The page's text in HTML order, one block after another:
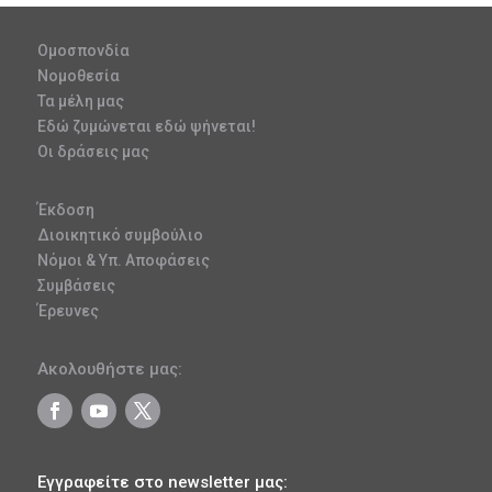
Ομοσπονδία
Νομοθεσία
Τα μέλη μας
Εδώ ζυμώνεται εδώ ψήνεται!
Οι δράσεις μας
Έκδοση
Διοικητικό συμβούλιο
Νόμοι & Υπ. Αποφάσεις
Συμβάσεις
Έρευνες
Ακολουθήστε μας:
Εγγραφείτε στο newsletter μας: